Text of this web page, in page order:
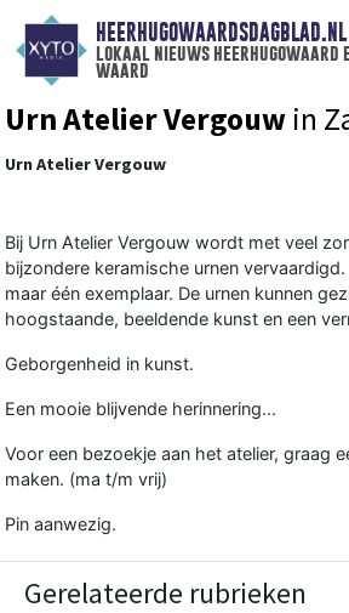
HEERHUGOWAARDSDAGBLAD.NL
lokaal nieuws heerhugowaard
waard
Urn Atelier Vergouw in
Urn Atelier Vergouw
Bij Urn Atelier Vergouw wordt met veel
bijzondere keramische urnen
maar één exemplaar. De urnen kunnen
hoogstaande, beeldende kunst en een
Geborgenheid in kunst.
Een mooie blijvende herinnering...
Voor een bezoekje aan het atelier, graag
maken. (ma t/m vrij)
Pin aanwezig.
Gerelateerde rubrieken